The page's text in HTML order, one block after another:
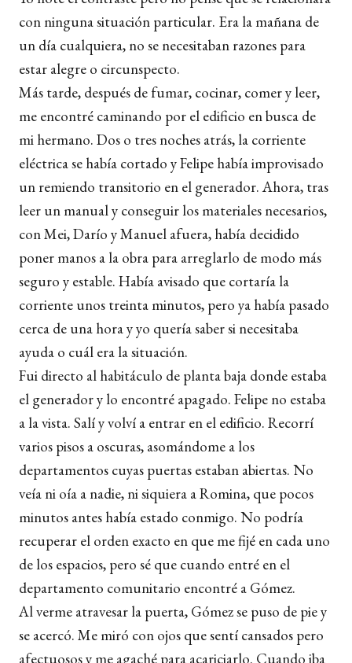
con ninguna situación particular. Era la mañana de
un día cualquiera, no se necesitaban razones para
estar alegre o circunspecto.
Más tarde, después de fumar, cocinar, comer y leer,
me encontré caminando por el edificio en busca de
mi hermano. Dos o tres noches atrás, la corriente
eléctrica se había cortado y Felipe había improvisado
un remiendo transitorio en el generador. Ahora, tras
leer un manual y conseguir los materiales necesarios,
con Mei, Darío y Manuel afuera, había decidido
poner manos a la obra para arreglarlo de modo más
seguro y estable. Había avisado que cortaría la
corriente unos treinta minutos, pero ya había pasado
cerca de una hora y yo quería saber si necesitaba
ayuda o cuál era la situación.
Fui directo al habitáculo de planta baja donde estaba
el generador y lo encontré apagado. Felipe no estaba
a la vista. Salí y volví a entrar en el edificio. Recorrí
varios pisos a oscuras, asomándome a los
departamentos cuyas puertas estaban abiertas. No
veía ni oía a nadie, ni siquiera a Romina, que pocos
minutos antes había estado conmigo. No podría
recuperar el orden exacto en que me fijé en cada uno
de los espacios, pero sé que cuando entré en el
departamento comunitario encontré a Gómez.
Al verme atravesar la puerta, Gómez se puso de pie y
se acercó. Me miró con ojos que sentí cansados pero
afectuosos y me agaché para acariciarlo. Cuando iba